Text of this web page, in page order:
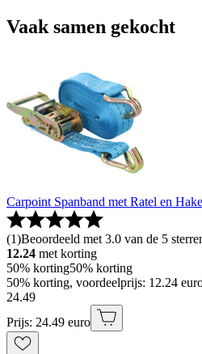
Vaak samen gekocht
Carpoint Spanband met Ratel en
(1)Beoordeeld met 3.0 van de 5
12.24 met korting
50% korting50% korting
50% korting, voordeelprijs: 12.24
24.49
Prijs: 24.49 euro